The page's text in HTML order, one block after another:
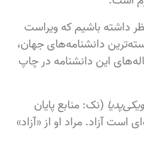
داشته باشیم که ویراست
دانشنامه‌های جهان،
مقاله‌های این دانشنامه در چاپ
(نک: منابع پایان
است آزاد. مراد او از «آزاد»